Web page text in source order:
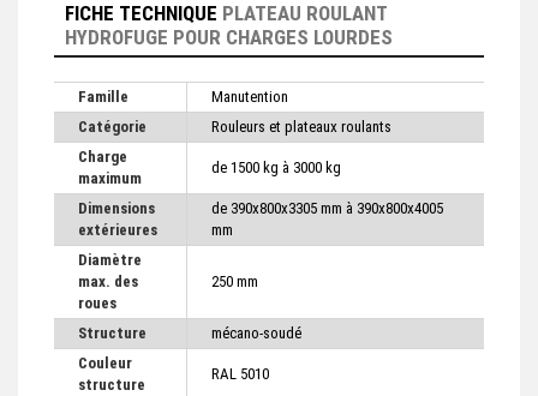
FICHE TECHNIQUE PLATEAU ROULANT
HYDROFUGE POUR CHARGES LOURDES
Famille
Manutention
Catégorie
Rouleurs et plateaux roulants
Charge
maximum
de 1500 kg à 3000 kg
Dimensions
extérieures
de 390x800x3305 mm à 390x800x4005
mm
Diamètre
max. des
roues
250 mm
Structure
mécano-soudé
Couleur
structure
RAL 5010